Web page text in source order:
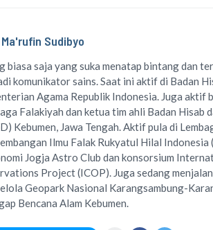
Ma'rufin Sudibyo
biasa saja yang suka menatap bintang dan
komunikator sains. Saat ini aktif di Badan
Agama Republik Indonesia. Juga aktif
Falakiyah dan ketua tim ahli Badan Hisab
Kebumen, Jawa Tengah. Aktif pula di
Ilmu Falak Rukyatul Hilal Indonesia
Jogja Astro Club dan konsorsium
Project (ICOP). Juga sedang
Geopark Nasional Karangsambung-
Bencana Alam Kebumen.